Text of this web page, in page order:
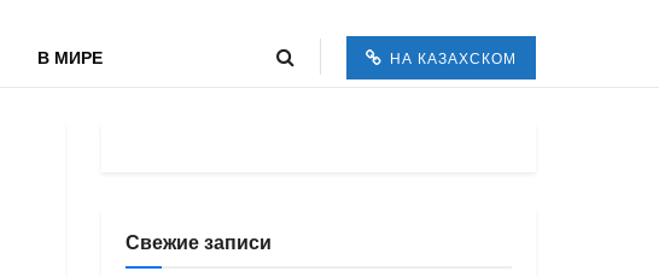
В МИРЕ НА КАЗАХСКОМ
Свежие записи